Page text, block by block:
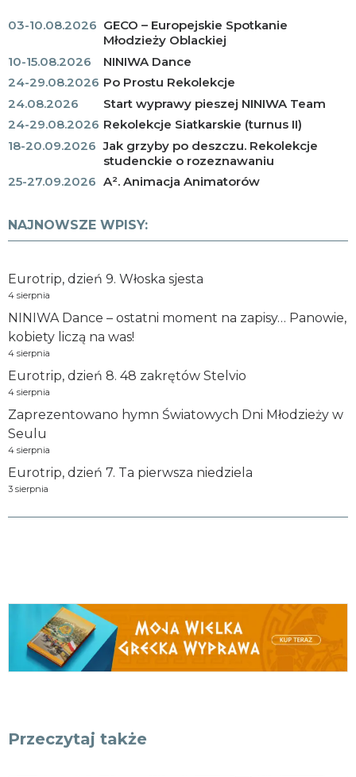
03-10.08.2026 GECO – Europejskie Spotkanie
Młodzieży Oblackiej
10-15.08.2026
NINIWA Dance
24-29.08.2026 Po Prostu Rekolekcje
24.08.2026
Start wyprawy pieszej NINIWA Team
24-29.08.2026 Rekolekcje Siatkarskie (turnus II)
18-20.09.2026 Jak grzyby po deszczu. Rekolekcje
studenckie o rozeznawaniu
25-27.09.2026 A². Animacja Animatorów
NAJNOWSZE WPISY:
Eurotrip, dzień 9. Włoska sjesta
4 sierpnia
NINIWA Dance – ostatni moment na zapisy… Panowie,
kobiety liczą na was!
4 sierpnia
Eurotrip, dzień 8. 48 zakrętów Stelvio
4 sierpnia
Zaprezentowano hymn Światowych Dni Młodzieży w
Seulu
4 sierpnia
Eurotrip, dzień 7. Ta pierwsza niedziela
3 sierpnia
Przeczytaj także